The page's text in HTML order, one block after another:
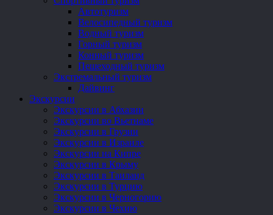
Автотуризм
Велосипедный туризм
Водный туризм
Горный туризм
Конный туризм
Пешеходный туризм
Экстремальный туризм
Дайвинг
Экскурсии
Экскурсии в Абхазии
Экскурсии во Вьетнаме
Экскурсии в Грузии
Экскурсии в Израиле
Экскурсии на Кипре
Экскурсии в Крыму
Экскурсии в Таиланд
Экскурсии в Турцию
Экскурсии в Черногорию
Экскурсии в Чехию